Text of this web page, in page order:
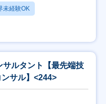
未経験OK
サルタント【最先端技
サル】<244>